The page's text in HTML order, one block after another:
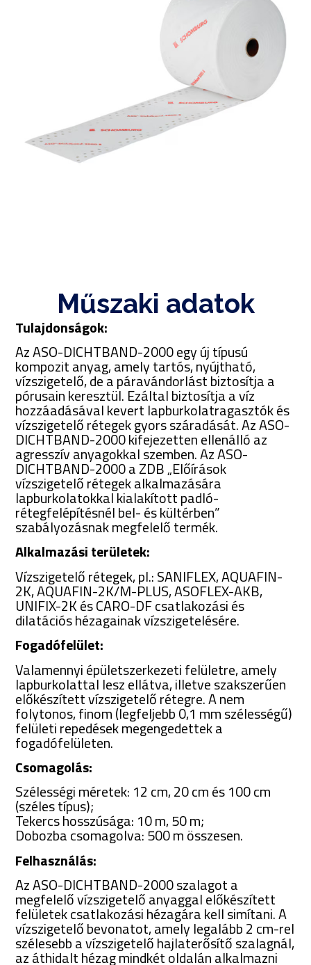
Műszaki adatok
Tulajdonságok:
Az ASO-DICHTBAND-2000 egy új típusú
kompozit anyag, amely tartós, nyújtható,
vízszigetelő, de a páravándorlást biztosítja a
pórusain keresztül. Ezáltal biztosítja a víz
hozzáadásával kevert lapburkolatragasztók és
vízszigetelő rétegek gyors száradását. Az ASO-
DICHTBAND-2000 kifejezetten ellenálló az
agresszív anyagokkal szemben. Az ASO-
DICHTBAND-2000 a ZDB „Előírások
vízszigetelő rétegek alkalmazására
lapburkolatokkal kialakított padló-
rétegfelépítésnél bel- és kültérben”
szabályozásnak megfelelő termék.
Alkalmazási területek:
Vízszigetelő rétegek, pl.: SANIFLEX, AQUAFIN-
2K, AQUAFIN-2K/M-PLUS, ASOFLEX-AKB,
UNIFIX-2K és CARO-DF csatlakozási és
dilatációs hézagainak vízszigetelésére.
Fogadófelület:
Valamennyi épületszerkezeti felületre, amely
lapburkolattal lesz ellátva, illetve szakszerűen
előkészített vízszigetelő rétegre. A nem
folytonos, finom (legfeljebb 0,1 mm szélességű)
felületi repedések megengedettek a
fogadófelületen.
Csomagolás:
Szélességi méretek: 12 cm, 20 cm és 100 cm
(széles típus);
Tekercs hosszúsága: 10 m, 50 m;
Dobozba csomagolva: 500 m összesen.
Felhasználás:
Az ASO-DICHTBAND-2000 szalagot a
megfelelő vízszigetelő anyaggal előkészített
felületek csatlakozási hézagára kell simítani. A
vízszigetelő bevonatot, amely legalább 2 cm-rel
szélesebb a vízszigetelő hajlaterősítő szalagnál,
az áthidalt hézag mindkét oldalán alkalmazni